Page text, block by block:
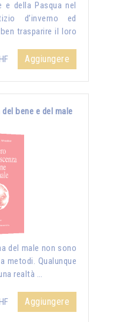
e della Pasqua nel
d’inverno ed
trasparire il loro
Aggiungere
bene e del male
del male non sono
metodi. Qualunque
realtà …
Aggiungere